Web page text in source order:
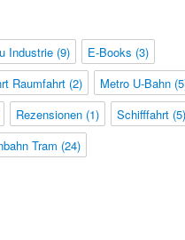
Industrie (9) E-Books (3)
Raumfahrt (2) Metro U-Bahn
Rezensionen (1) Schifffahrt
Tram (24)